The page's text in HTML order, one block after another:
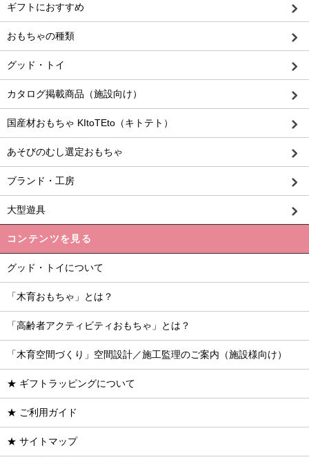
ギフトにおすすめ
おもちゃの種類
グッド・トイ
カタログ掲載商品（施設向け）
国産材おもちゃ KItoTEto（キトテト）
あそびのむし選定おもちゃ
ブランド・工房
大型遊具
コンテンツを見る
グッド・トイについて
「木育おもちゃ」とは？
「高齢者アクティビティおもちゃ」とは？
「木育空間づくり」空間設計／施工監理のご案内（施設様向け）
★ ギフトラッピングについて
★ ご利用ガイド
★ サイトマップ